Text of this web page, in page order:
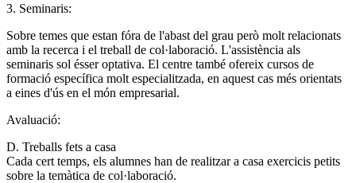
3. Seminaris:
Sobre temes que estan fóra de l'abast del grau però molt relacionats
amb la recerca i el treball de col·laboració. L'assistència als
seminaris sol ésser optativa. El centre també ofereix cursos de
formació específica molt especialitzada, en aquest cas més orientats
a eines d'ús en el món empresarial.
Avaluació:
D. Treballs fets a casa
Cada cert temps, els alumnes han de realitzar a casa exercicis petits
sobre la temàtica de col·laboració.